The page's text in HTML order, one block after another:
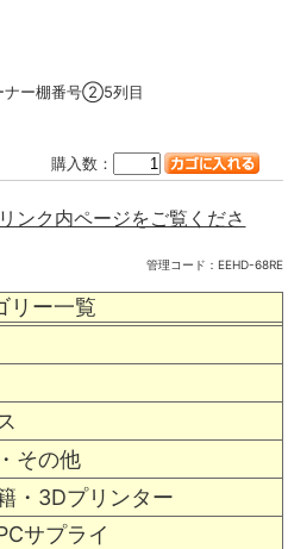
リー一覧
その他
・3Dプリンター
サプライ
ナー棚番号②5列目
購入数：
ンク内ページをご覧くださ
管理コード： EEHD-68RE